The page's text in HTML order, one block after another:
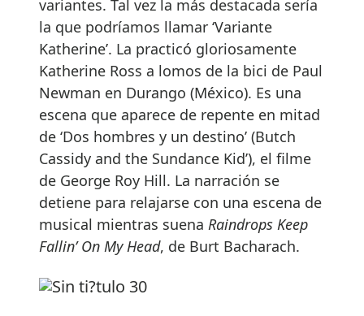
variantes. Tal vez la más destacada sería
la que podríamos llamar ‘Variante
Katherine’. La practicó gloriosamente
Katherine Ross a lomos de la bici de Paul
Newman en Durango (México). Es una
escena que aparece de repente en mitad
de ‘Dos hombres y un destino’ (Butch
Cassidy and the Sundance Kid’), el filme
de George Roy Hill. La narración se
detiene para relajarse con una escena de
musical mientras suena Raindrops Keep
Fallin’ On My Head, de Burt Bacharach.